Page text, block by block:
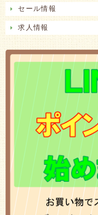
セール情報
求人情報